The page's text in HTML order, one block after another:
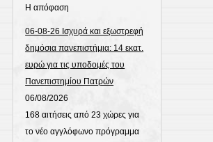
Η απόφαση
06-08-26 Ισχυρά και εξωστρεφή
δημόσια πανεπιστήμια: 14 εκατ.
ευρώ για τις υποδομές του
Πανεπιστημίου Πατρών
06/08/2026
168 αιτήσεις από 23 χώρες για
το νέο αγγλόφωνο πρόγραμμα